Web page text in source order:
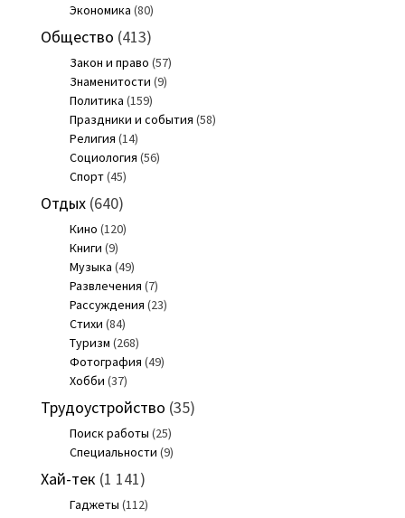
Экономика (80)
Общество (413)
Закон и право (57)
Знаменитости (9)
Политика (159)
Праздники и события (58)
Религия (14)
Социология (56)
Спорт(45)
Отдых(640)
Кино (120)
Книги (9)
Музыка (49)
Развлечения (7)
Рассуждения (23)
Стихи (84)
Туризм (268)
Фотография (49)
Хобби (37)
Трудоустройство (35)
Поиск работы (25)
Специальности (9)
Хай-тек (1 141)
Гаджеты (112)